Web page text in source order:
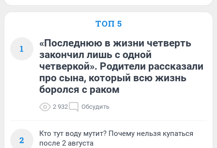
ТОП 5
1
«Последнюю в жизни четверть
закончил лишь с одной
четверкой». Родители рассказали
про сына, который всю жизнь
боролся с раком
2 932 Обсудить
2
Кто тут воду мутит? Почему нельзя купаться
после 2 августа